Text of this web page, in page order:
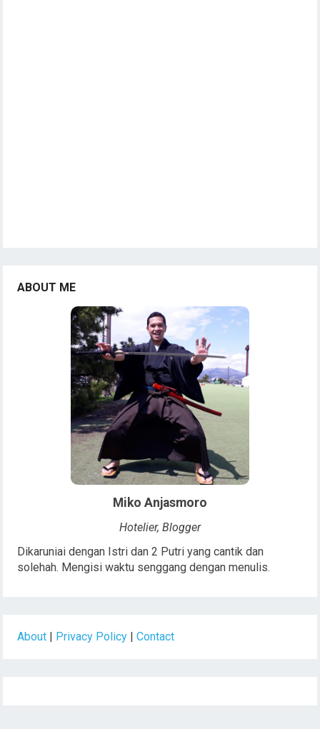
ABOUT ME
Miko Anjasmoro
Hotelier, Blogger
Dikaruniai dengan Istri dan 2 Putri yang cantik dan
solehah. Mengisi waktu senggang dengan menulis.
About | Privacy Policy |Contact